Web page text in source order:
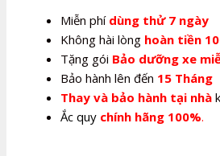
Miễn phí dùng thử 7 ngày
Không hài lòng hoàn tiền
Tặng gói Bảo dưỡng xe
Bảo hành lên đến 15 Tháng
Thay và bảo hành tại nhà
Ắc quy chính hãng 100%.